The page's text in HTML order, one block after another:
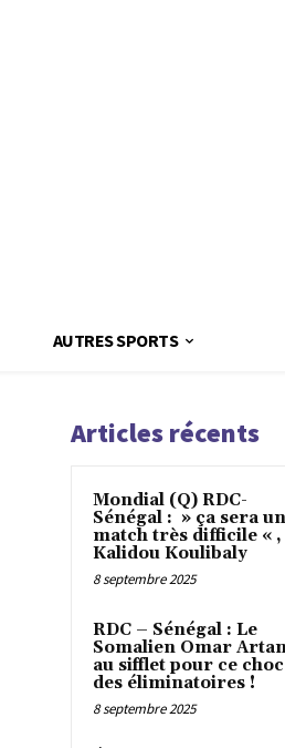
AUTRES SPORTS
Articles récents
Mondial (Q) RDC-
Sénégal : » ça sera un
match très difficile « ,
Kalidou Koulibaly
8 septembre 2025
RDC – Sénégal : Le
Somalien Omar
au sifflet pour ce choc
des éliminatoires !
8 septembre 2025